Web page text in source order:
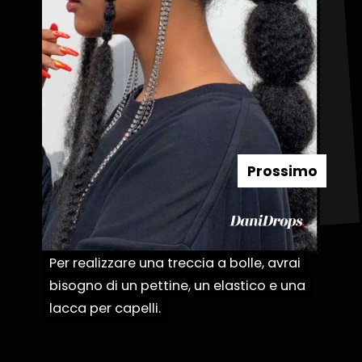
Per realizzare una treccia a bolle, avrai
bisogno di un pettine, un elastico e una
lacca per capelli.
Per realizzare una treccia a bolle, avrai
bisogno di un pettine, un elastico e una
lacca per capelli.
Prossimo